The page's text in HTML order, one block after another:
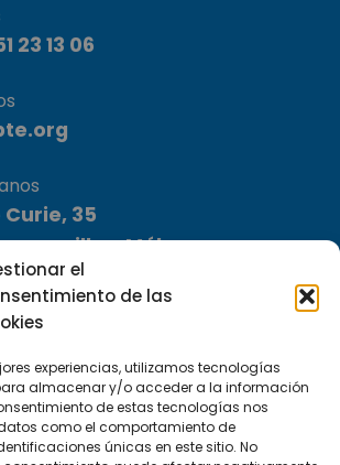
el
de las
experiencias, utilizamos tecnologías
almacenar y/o acceder a la información
de estas tecnologías nos
como el comportamiento de
únicas en este sitio. No
23 13 06
35
Málaga
a nuestra Newsletter